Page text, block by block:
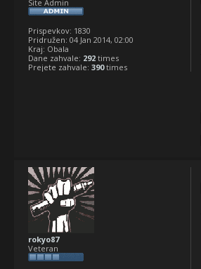
Site Admin
Prispevkov: 1830
Pridružen: 04 Jan 2014, 02:00
Kraj: Obala
Dane zahvale: 292 times
Prejete zahvale: 390times
rokyo87
Veteran